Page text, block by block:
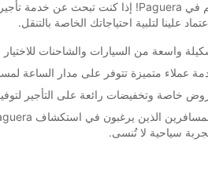
علينا لتلبية احتياجاتك الخاصة بالتنقل.
واسعة من السيارات والشاحنات للاختيار
عملاء متميزة تتوفر على مدار الساعة
خاصة وتخفيضات رائعة على التأجير لتوفير
سياحية لا تُنسى.